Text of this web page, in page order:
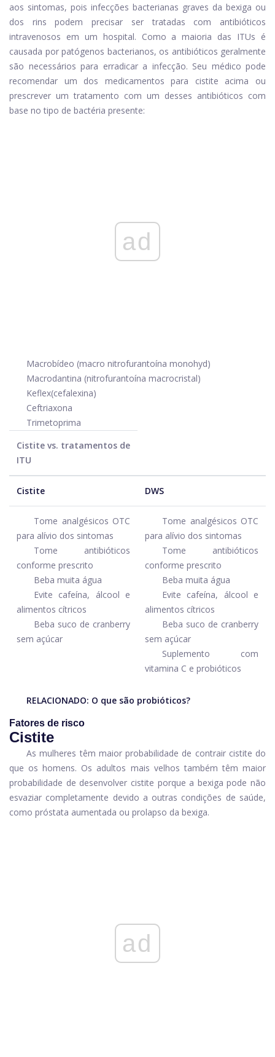
aos sintomas, pois infecções bacterianas graves da bexiga ou
dos rins podem precisar ser tratadas com antibióticos
intravenosos em um hospital. Como a maioria das ITUs é
causada por patógenos bacterianos, os antibióticos geralmente
são necessários para erradicar a infecção. Seu médico pode
recomendar um dos medicamentos para cistite acima ou
prescrever um tratamento com um desses antibióticos com
base no tipo de bactéria presente:
ad
Macrobídeo (macro nitrofurantoína monohyd)
Macrodantina (nitrofurantoína macrocristal)
Keflex(cefalexina)
Ceftriaxona
Trimetoprima
Cistite vs. tratamentos de
ITU
Cistite DWS
Tome analgésicos OTC
para alívio dos sintomas
Tome antibióticos
conforme prescrito
Beba muita água
Evite cafeína, álcool e
alimentos cítricos
Beba suco de cranberry
sem açúcar
Tome analgésicos OTC
para alívio dos sintomas
Tome antibióticos
conforme prescrito
Beba muita água
Evite cafeína, álcool e
alimentos cítricos
Beba suco de cranberry
sem açúcar
Suplemento com
vitamina C e probióticos
RELACIONADO: O que são probióticos?
Fatores de risco
Cistite
As mulheres têm maior probabilidade de contrair cistite do
que os homens. Os adultos mais velhos também têm maior
probabilidade de desenvolver cistite porque a bexiga pode não
esvaziar completamente devido a outras condições de saúde,
como próstata aumentada ou prolapso da bexiga.
ad